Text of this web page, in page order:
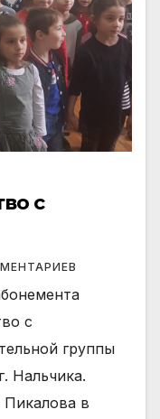
с
с
группы
Нальчика.
Пикалова в